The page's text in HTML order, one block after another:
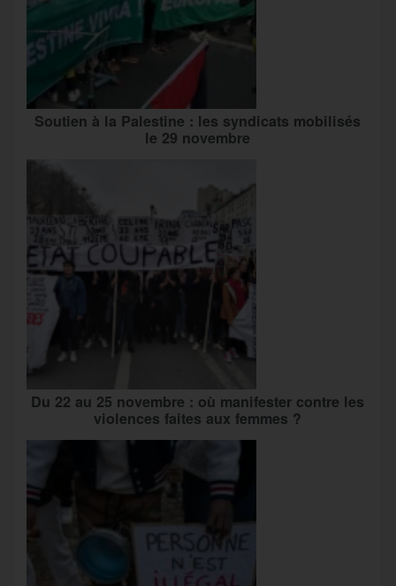
Soutien à la Palestine : les syndicats mobilisés
le 29 novembre
Du 22 au 25 novembre : où manifester contre les
violences faites aux femmes ?